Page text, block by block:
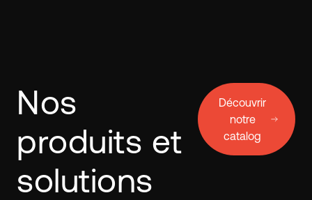
Nos
produits et
solutions
Découvrir
notre
catalog